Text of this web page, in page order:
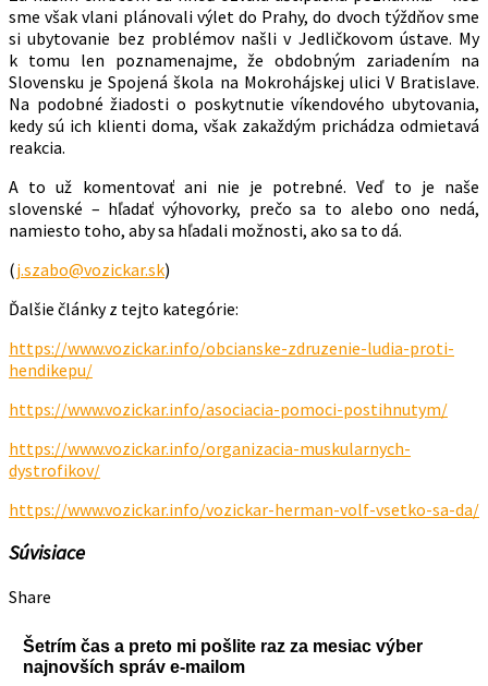
sme však vlani plánovali výlet do Prahy, do dvoch týždňov sme
si ubytovanie bez problémov našli v Jedličkovom ústave. My
k tomu len poznamenajme, že obdobným zariadením na
Slovensku je Spojená škola na Mokrohájskej ulici V Bratislave.
Na podobné žiadosti o poskytnutie víkendového ubytovania,
kedy sú ich klienti doma, však zakaždým prichádza odmietavá
reakcia.
A to už komentovať ani nie je potrebné. Veď to je naše
slovenské – hľadať výhovorky, prečo sa to alebo ono nedá,
namiesto toho, aby sa hľadali možnosti, ako sa to dá.
(j.szabo@vozickar.sk)
Ďalšie články z tejto kategórie:
https://www.vozickar.info/obcianske-zdruzenie-ludia-proti-
hendikepu/
https://www.vozickar.info/asociacia-pomoci-postihnutym/
https://www.vozickar.info/organizacia-muskularnych-
dystrofikov/
https://www.vozickar.info/vozickar-herman-volf-vsetko-sa-da/
Súvisiace
Share
Šetrím čas a preto mi pošlite raz za mesiac výber
najnovších správ e-mailom